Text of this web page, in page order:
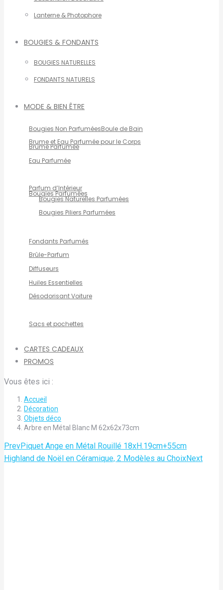
Lanterne & Photophore
BOUGIES & FONDANTS
BOUGIES NATURELLES
FONDANTS NATURELS
MODE & BIEN ÊTRE
Bougies Non ParfuméesBoule de Bain
Brume et Eau Parfumée pour le Corps
Brume Parfumée
Eau Parfumée
Parfum d’Intérieur
Bougies Parfumées
Bougies Naturelles Parfumées
Bougies Piliers Parfumées
Fondants Parfumés
Brûle-Parfum
Diffuseurs
Huiles Essentielles
Désodorisant Voiture
Sacs et pochettes
CARTES CADEAUX
PROMOS
Vous êtes ici :
Accueil
Décoration
Objets déco
Arbre en Métal Blanc M 62x62x73cm
PrevPiquet Ange en Métal Rouillé 18xH.19cm+55cm
Highland de Noël en Céramique, 2 Modèles au ChoixNext